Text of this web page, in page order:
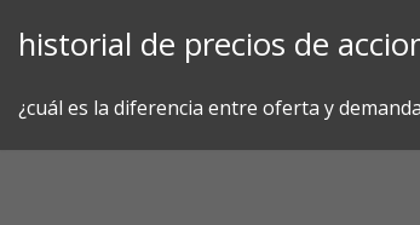
historial de precios de
¿cuál es la diferencia entre oferta y demanda